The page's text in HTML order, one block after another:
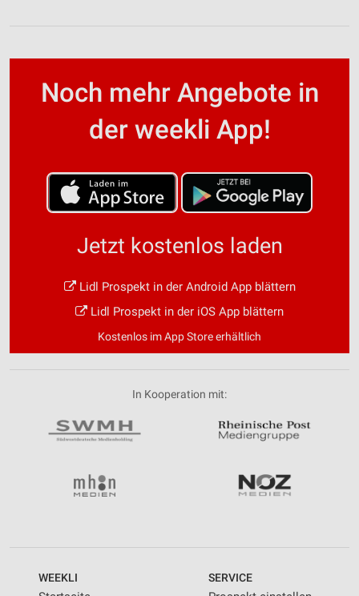
Noch mehr Angebote in
der weekli App!
Jetzt kostenlos laden
Lidl Prospekt in der Android App blättern
Lidl Prospekt in der iOS App blättern
Kostenlos im App Store erhältlich
In Kooperation mit:
WEEKLI SERVICE